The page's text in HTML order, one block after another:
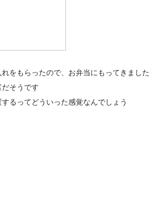
をもらったので、お弁当にもってきました
そうです
るってどういった感覚なんでしょう